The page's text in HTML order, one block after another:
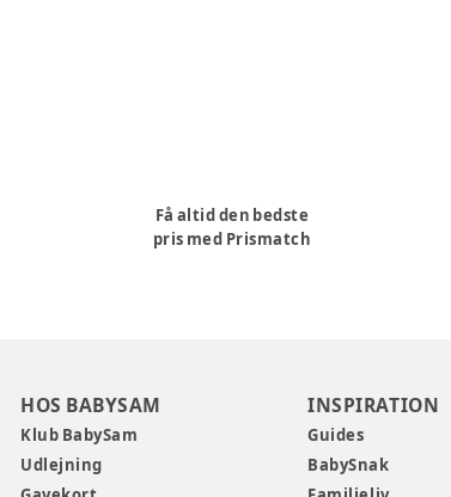
Få altid den bedste
pris med Prismatch
HOS BABYSAM
Klub BabySam
Udlejning
INSPIRATION
Guides
BabySnak